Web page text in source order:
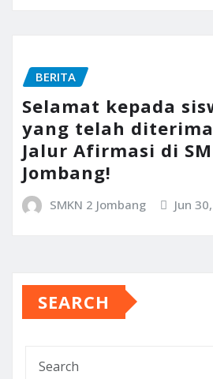
BERITA
Selamat kepada
yang telah
Jalur Afirmasi di
Jombang!
SMKN 2 Jombang Jun
SEARCH